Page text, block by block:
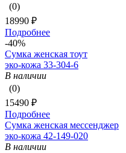
(0)
18990 ₽
Подробнее
-40%
Сумка женская тоут
эко-кожа 33-304-6
В наличии
(0)
15490 ₽
Подробнее
Сумка женская мессенджер
эко-кожа 42-149-020
В наличии